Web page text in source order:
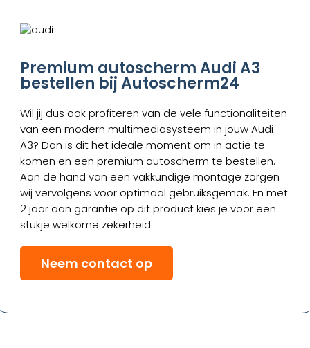
Premium autoscherm Audi A3
bestellen bij Autoscherm24
Wil jij dus ook profiteren van de vele functionaliteiten
van een modern multimediasysteem in jouw Audi
A3? Dan is dit het ideale moment om in actie te
komen en een premium autoscherm te bestellen.
Aan de hand van een vakkundige montage zorgen
wij vervolgens voor optimaal gebruiksgemak. En met
2 jaar aan garantie op dit product kies je voor een
stukje welkome zekerheid.
Neem contact op